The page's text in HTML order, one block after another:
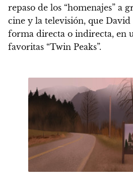
repaso de los “homenajes” a
cine y la televisión, que
forma directa o indirecta, en
favoritas “Twin Peaks”.